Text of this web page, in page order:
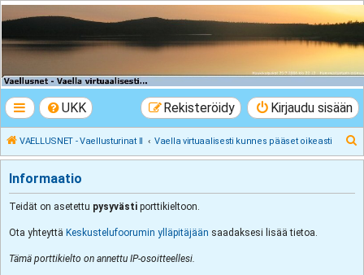
VAELLUSNET -
Vaellusturinat II
UKK Kirjaudu sisään
Rekisteröidy
VAELLUSNET - Vaellusturinat II Vaella virtuaalisesti kunnes pääset oikeasti
t
Informaatio
Teidät on asetettu pysyvästi porttikieltoon.
Ota yhteyttä Keskustelufoorumin ylläpitäjään saadaksesi lisää tietoa.
Tämä porttikielto on annettu IP-osoitteellesi.